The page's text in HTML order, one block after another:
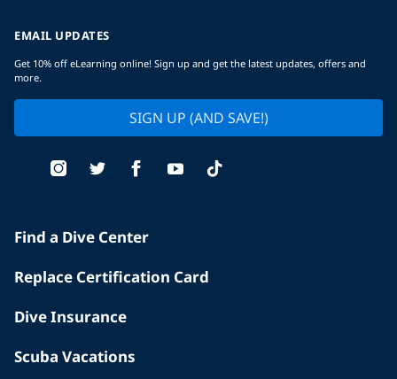
EMAIL UPDATES
Get 10% off eLearning online! Sign up and get the latest updates, offers and
more.
SIGN UP (AND SAVE!)
Find a Dive Center
Replace Certification Card
Dive Insurance
Scuba Vacations